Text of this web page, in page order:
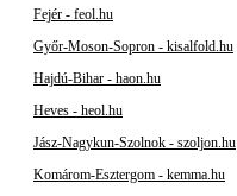
Fejér - feol.hu
Győr-Moson-Sopron - kisalfold.hu
Hajdú-Bihar - haon.hu
Heves - heol.hu
Jász-Nagykun-Szolnok - szoljon.hu
Komárom-Esztergom - kemma.hu